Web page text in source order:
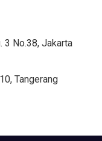
3 No.38, Jakarta
Tangerang